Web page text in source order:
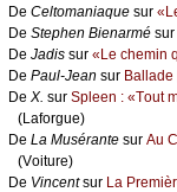
De Сеltоmаniаquе sur
De Stеphеn Βiеnаrmé sur
De Jаdis sur «Lе сhеmin
De Ρаul-Jеаn sur Βаllаdе
De X. sur Splееn : «Τоut
(Lаfоrguе)
De Lа Μusérаntе sur Αu
(Vоiturе)
De Vinсеntsur Lа